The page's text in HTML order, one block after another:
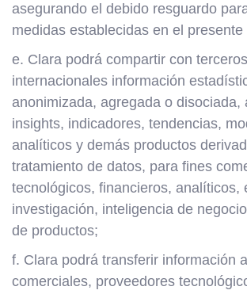
asegurando el debido resguardo
medidas establecidas en el presente
e. Clara podrá compartir con
internacionales información
anonimizada, agregada o disociada,
insights, indicadores, tendencias,
analíticos y demás productos
tratamiento de datos, para fines
tecnológicos, financieros, analíticos,
investigación, inteligencia de
de productos;
f. Clara podrá transferir información
comerciales, proveedores